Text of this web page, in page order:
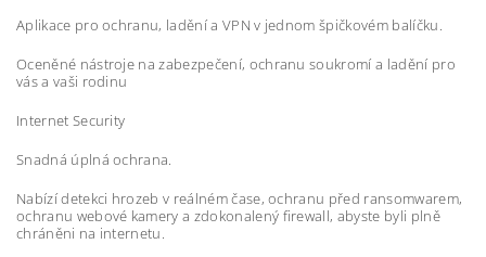
Aplikace pro ochranu, ladění a VPN v jednom špičkovém balíčku.
Oceněné nástroje na zabezpečení, ochranu soukromí a ladění pro
vás a vaši rodinu
Internet Security
Snadná úplná ochrana.
Nabízí detekci hrozeb v reálném čase, ochranu před ransomwarem,
ochranu webové kamery a zdokonalený firewall, abyste byli plně
chráněni na internetu.